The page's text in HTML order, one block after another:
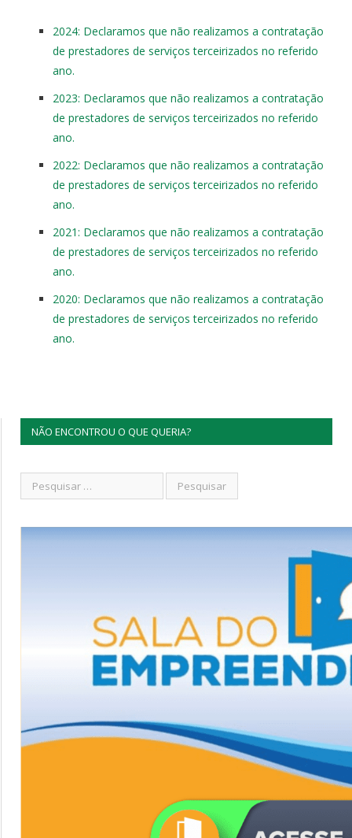
2024: Declaramos que não realizamos a contratação
de prestadores de serviços terceirizados no referido
ano.
2023: Declaramos que não realizamos a contratação
de prestadores de serviços terceirizados no referido
ano.
2022: Declaramos que não realizamos a contratação
de prestadores de serviços terceirizados no referido
ano.
2021: Declaramos que não realizamos a contratação
de prestadores de serviços terceirizados no referido
ano.
2020: Declaramos que não realizamos a contratação
de prestadores de serviços terceirizados no referido
ano.
NÃO ENCONTROU O QUE QUERIA?